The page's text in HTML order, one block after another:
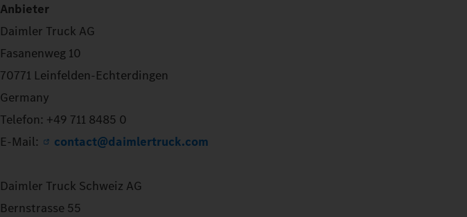
Anbieter
Daimler Truck AG
Fasanenweg 10
70771 Leinfelden-Echterdingen
Germany
Telefon: +49 711 8485 0
E-Mail:
contact@daimlertruck.com
Daimler Truck Schweiz AG
Bernstrasse 55